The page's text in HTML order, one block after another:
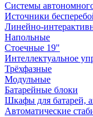
Системы
Источники
Линейно-
Напольные
Стоечные 19"
Интеллектуальное
Трёхфазные
Модульные
Батарейные блоки
Шкафы для батарей,
Автоматические